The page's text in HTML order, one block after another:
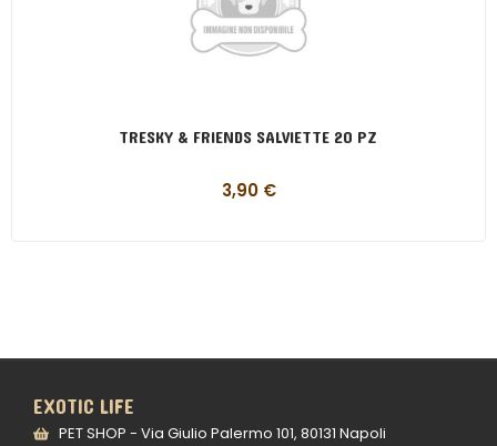
TRESKY & FRIENDS SALVIETTE 20 PZ
3,90 €
EXOTIC LIFE
PET SHOP - Via Giulio Palermo 101, 80131 Napoli